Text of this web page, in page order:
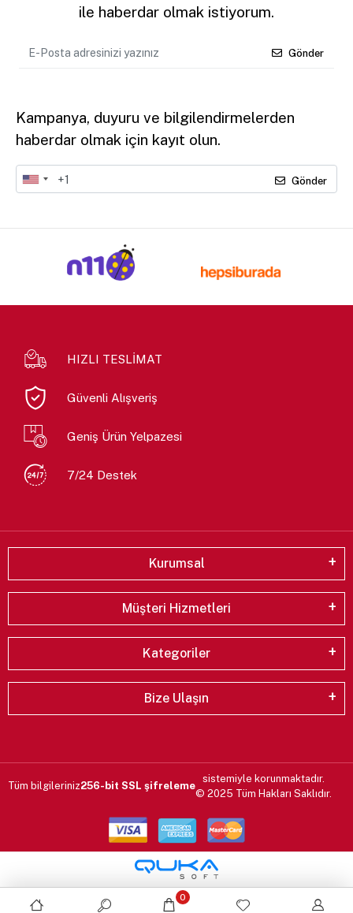
ile haberdar olmak istiyorum.
Gönder
Kampanya, duyuru ve bilgilendirmelerden
haberdar olmak için kayıt olun.
Gönder
HIZLI TESLİMAT
Güvenli Alışveriş
Geniş Ürün Yelpazesi
7/24 Destek
Kurumsal
Müşteri Hizmetleri
Kategoriler
Bize Ulaşın
Tüm bilgileriniz256-bit SSL şifreleme
sistemiyle korunmaktadır.
© 2025 Tüm Hakları Saklıdır.
0